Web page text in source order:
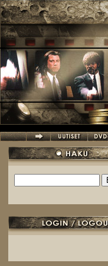
Hyppää pääsisältöön
Hakulomake